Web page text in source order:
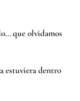
que olvidamos
estuviera dentro